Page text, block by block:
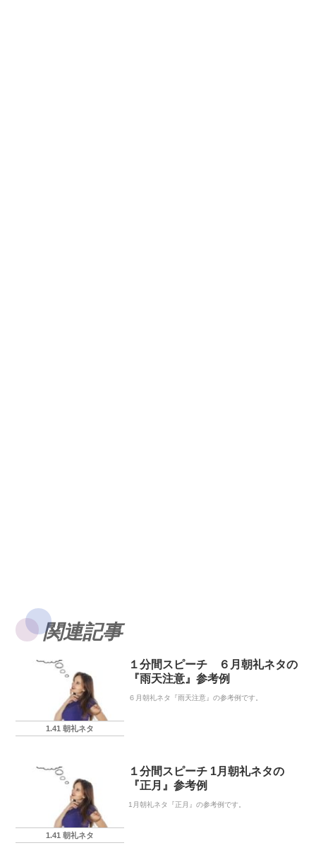
関連記事
1.41 朝礼ネタ
１分間スピーチ ６月朝礼ネタの
『雨天注意』参考例
６月朝礼ネタ『雨天注意』の参考例です。
1.41 朝礼ネタ
１分間スピーチ 1月朝礼ネタの
『正月』参考例
1月朝礼ネタ『正月』の参考例です。